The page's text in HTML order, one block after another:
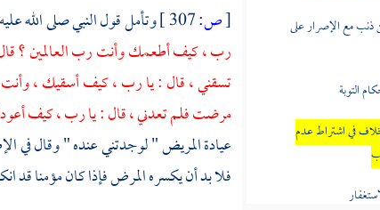
ذنب مع الإصرار على
التوبة
في اشتراط عدم
[ص: وتأمل قول النبي صلى الله
رب ، كيف أطعمك وأنت رب العالمين ؟
تسقني ، قال : يا رب ، كيف أسقيك ،
مرضت فلم تعدني ، قال : يا رب ، كيف
عيادة المريض " لوجدتني عنده " وقال في
فلا بد أن يكسره المرض فإذا كان مؤمنا قد